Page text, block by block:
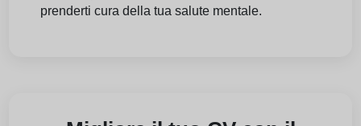
prenderti cura della tua salute mentale.